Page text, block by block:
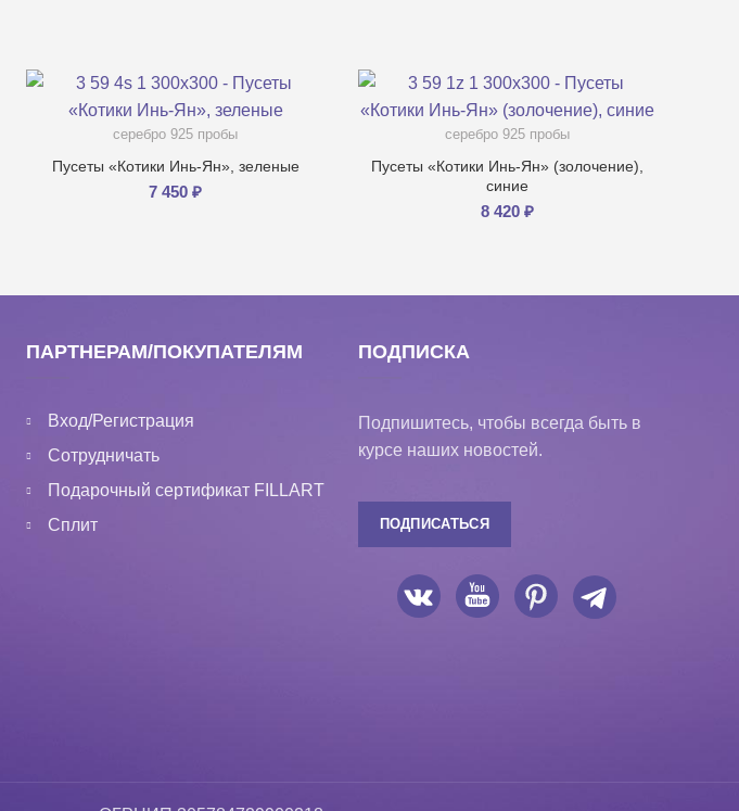
серебро 925 пробы
Пусеты «Котики Инь-Ян», зеленые
7 450₽
серебро 925 пробы
Пусеты «Котики Инь-Ян» (золочение),
синие
8 420 ₽
ПАРТНЕРАМ/ПОКУПАТЕЛЯМ
Вход/Регистрация
Сотрудничать
Подарочный сертификат FILLART
Сплит
ПОДПИСКА
Подпишитесь, чтобы всегда быть в
курсе наших новостей.
ПОДПИСАТЬСЯ